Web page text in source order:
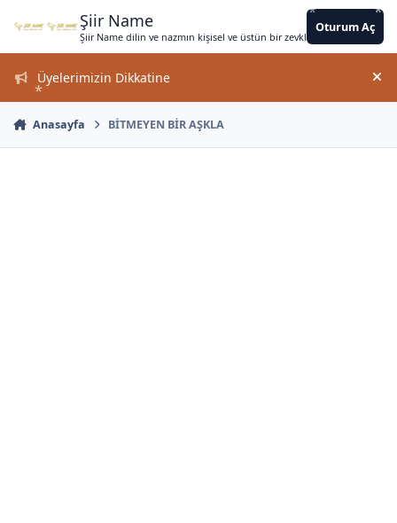
Şiir Name
Şiir Name dilin ve nazmın kişisel ve üstün bir zevkle bir arada
Oturum Aç
Üyelerimizin Dikkatine
Anasayfa BİTMEYEN BİR AŞKLA
*
* *
*
*